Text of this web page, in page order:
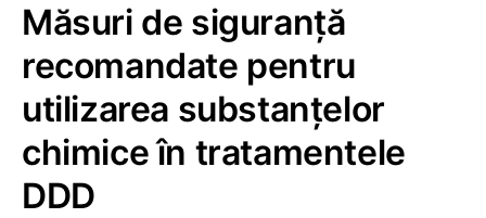
Măsuri de siguranță
recomandate pentru
utilizarea substanțelor
chimice în tratamentele
DDD